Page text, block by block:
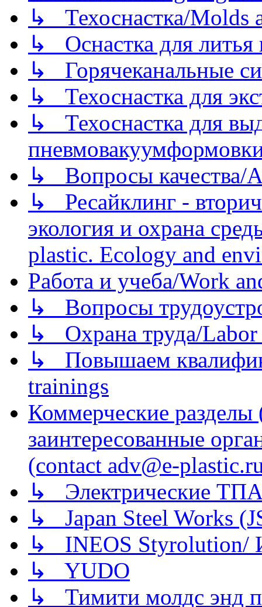
↳ Техоснастка/Molds
↳ Оснастка для литья
↳ Горячеканальные
↳ Техоснастка для
↳ Техоснастка для
↳ Вопросы качества/
↳ Ресайклинг -
экология и охрана
plastic. Ecology and
Работа и учеба/Work
↳ Вопросы
↳ Охрана труда/Labor
↳ Повышаем
trainings
Коммерческие
заинтересованные
(contact adv@e-
↳ Электрические
↳ Japan Steel Works
↳ INEOS
↳ YUDO
↳ Тимити молдс энд